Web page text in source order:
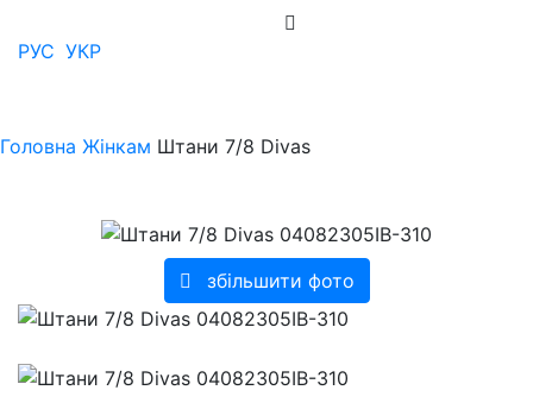
РУС УКР
Головна Жінкам Штани 7/8 Divas
збільшити фото